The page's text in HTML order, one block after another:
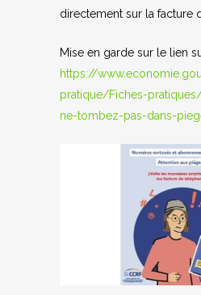
directement sur la facture
Mise en garde sur le lien
https://
pratique/Fiches-
ne-tombez-pas-dans-